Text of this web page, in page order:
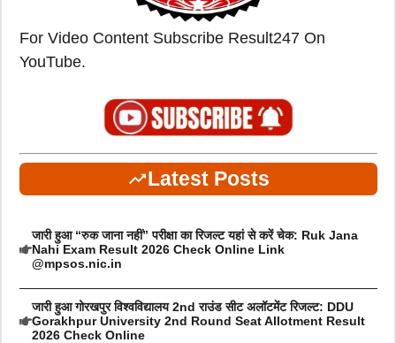
For Video Content Subscribe Result247 On
YouTube.
Latest Posts
जारी हुआ “रुक जाना नहीं” परीक्षा का रिजल्ट यहां से करें चेक: Ruk Jana
Nahi Exam Result 2026 Check Online Link
@mpsos.nic.in
जारी हुआ गोरखपुर विश्वविद्यालय 2nd राउंड सीट अलॉटमेंट रिजल्ट: DDU
Gorakhpur University 2nd Round Seat Allotment Result
2026 Check Online